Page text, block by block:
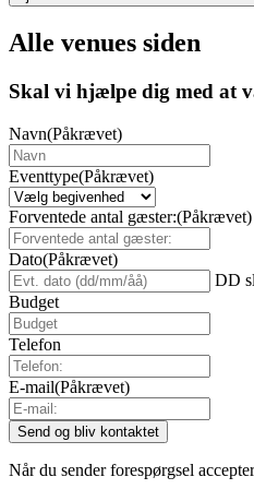
Alle venues siden
Skal vi hjælpe dig med at
Navn(Påkrævet)
Eventtype(Påkrævet)
Forventede antal gæster:(Påkrævet)
Dato(Påkrævet)
DD
Budget
Telefon
E-mail(Påkrævet)
Når du sender forespørgsel